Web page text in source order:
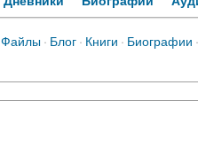
Файлы· Блог· Книги · Биографии ·